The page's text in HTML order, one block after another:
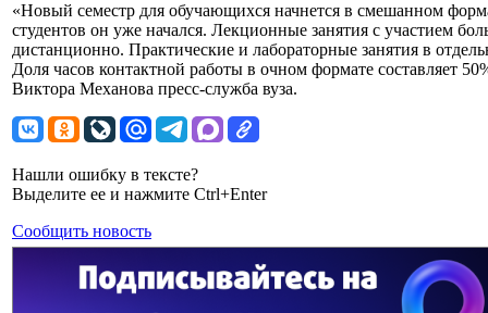
«Новый семестр для обучающихся начнется в смешанном
студентов он уже начался. Лекционные занятия с участием
дистанционно. Практические и лабораторные занятия в
Доля часов контактной работы в очном формате составляет
Виктора Механова пресс-служба вуза.
Нашли ошибку в тексте?
Выделите ее и нажмите Ctrl+Enter
Сообщить новость